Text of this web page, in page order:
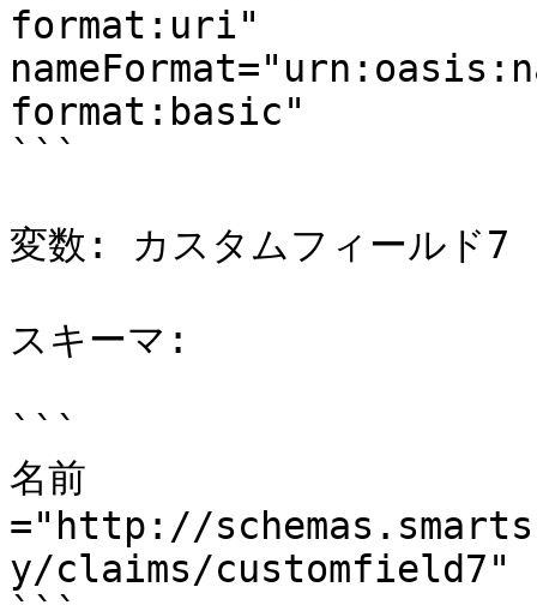
format:uri"
format:basic"
```
変数: カスタムフィールド7
スキーマ:
```
名前
="http://
y/claims/customfield7"